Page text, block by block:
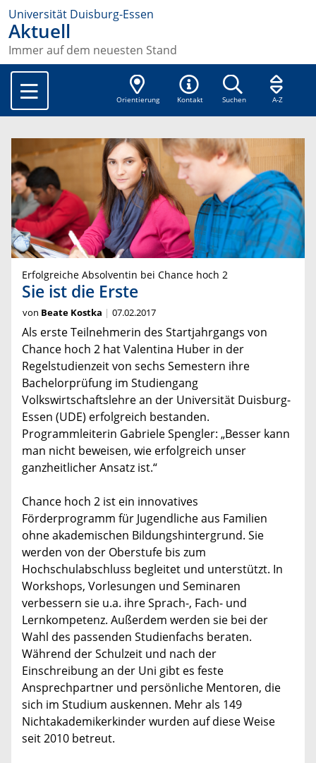
Universität Duisburg-Essen
Aktuell
Immer auf dem neuesten Stand
Orientierung Kontakt Suchen A-Z
Erfolgreiche Absolventin bei Chance hoch 2
Sie ist die Erste
von Beate Kostka 07.02.2017
Als erste Teilnehmerin des Startjahrgangs von
Chance hoch 2 hat Valentina Huber in der
Regelstudienzeit von sechs Semestern ihre
Bachelorprüfung im Studiengang
Volkswirtschaftslehre an der Universität Duisburg-
Essen (UDE) erfolgreich bestanden.
Programmleiterin Gabriele Spengler: „Besser kann
man nicht beweisen, wie erfolgreich unser
ganzheitlicher Ansatz ist.“
Chance hoch 2 ist ein innovatives
Förderprogramm für Jugendliche aus Familien
ohne akademischen Bildungshintergrund. Sie
werden von der Oberstufe bis zum
Hochschulabschluss begleitet und unterstützt. In
Workshops, Vorlesungen und Seminaren
verbessern sie u.a. ihre Sprach-, Fach- und
Lernkompetenz. Außerdem werden sie bei der
Wahl des passenden Studienfachs beraten.
Während der Schulzeit und nach der
Einschreibung an der Uni gibt es feste
Ansprechpartner und persönliche Mentoren, die
sich im Studium auskennen. Mehr als 149
Nichtakademikerkinder wurden auf diese Weise
seit 2010 betreut.